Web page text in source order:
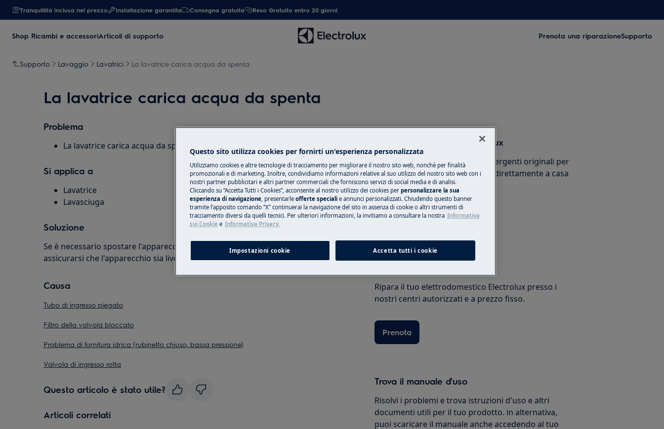
Tranquillità inclusa nel prezzo Installazione garantita Consegna gratuita Reso Gratuito entro 20 giorni
Shop Ricambi e accessoriArticoli di supporto Prenota una riparazioneSupporto
Supporto Lavaggio Lavatrici La lavatrice carica acqua da spenta
La lavatrice carica acqua da spenta
Problema
La lavatrice carica acqua da spenta
Si applica a
Lavatrice
Lavasciuga
Soluzione
Se è necessario spostare l'apparecchio per eseguire i passaggi suggeriti, al termine
assicurarsi che l'apparecchio sia livellato
Causa
Tubo di ingresso piegato
Filtro della valvola bloccato
Problema di fornitura idrica (rubinetto chiuso, bassa pressione)
Valvola di ingresso rotta
Questo articolo è stato utile?
Articoli correlati
Ricambi e accessori Electrolux
Compra ricambi, accessori e detergenti originali per
il tuo elettrodomestico e ricevili direttamente a casa
tua.
Shop online
Ripara il tuo elettrodomestico Electrolux presso i
nostri centri autorizzati e a prezzo fisso.
Prenota
Trova il manuale d'uso
Risolvi i problemi e trova istruzioni d'uso e altri
documenti utili per il tuo prodotto. in alternativa,
puoi scaricare il manuale anche accedendo al tuo
Questo sito utilizza cookies per fornirti un'esperienza personalizzata
Utilizziamo cookies e altre tecnologie di tracciamento per migliorare il nostro sito web, nonchè per finalità
promozionali e di marketing. Inoltre, condividiamo informazioni relative al suo utilizzo del nostro sito web con i
nostri partner pubblicitari e altri partner commerciali che forniscono servizi di social media e di analisi.
Cliccando su “Accetta Tutti i Cookies”, acconsente al nostro utilizzo dei cookies per personalizzare la sua
esperienza di navigazione, presentarle offerte speciali e annunci personalizzati. Chiudendo questo banner
tramite l’apposito comando “X” continuerai la navigazione del sito in assenza di cookie o altri strumenti di
tracciamento diversi da quelli tecnici. Per ulteriori informazioni, la invitiamo a consultare la nostra Informativa
sui Cookie e Informativa Privacy.
Impostazioni cookie Accetta tutti i cookie